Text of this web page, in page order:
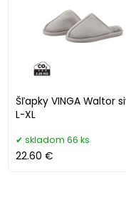
Šľapky VINGA Waltor
L-XL
skladom 66 ks
22.60 €